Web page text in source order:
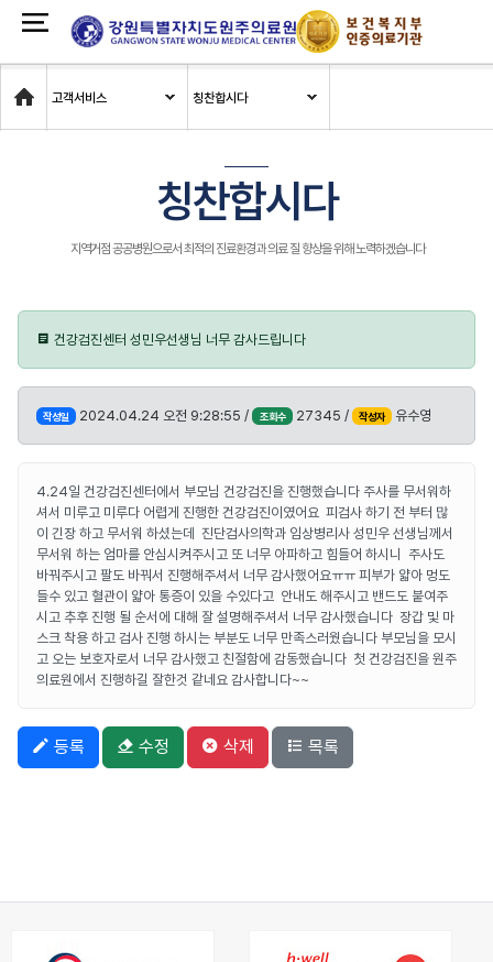
Home
고객서비스 칭찬합시다
칭찬합시다
지역거점 공공병원으로서 최적의 진료환경과 의료 질 향상을 위해 노력하겠습니다
건강검진센터 성민우선생님 너무 감사드립니다
작성일 2024.04.24 오전 9:28:55 / 조회수 27345 / 작성자 유수영
4.24일 건강검진센터에서 부모님 건강검진을 진행했습니다 주사를 무서워하
셔서 미루고 미루다 어렵게 진행한 건강검진이였어요 피검사 하기 전 부터 많
이 긴장 하고 무서워 하셨는데 진단검사의학과 임상병리사 성민우 선생님께서
무서워 하는 엄마를 안심시켜주시고 또 너무 아파하고 힘들어 하시니 주사도
바꿔주시고 팔도 바꿔서 진행해주셔서 너무 감사했어요ㅠㅠ 피부가 얇아 멍도
들수 있고 혈관이 얇아 통증이 있을 수있다고 안내도 해주시고 밴드도 붙여주
시고 추후 진행 될 순서에 대해 잘 설명해주셔서 너무 감사했습니다 장갑 및 마
스크 착용 하고 검사 진행 하시는 부분도 너무 만족스러웠습니다 부모님을 모시
고 오는 보호자로서 너무 감사했고 친절함에 감동했습니다 첫 건강검진을 원주
의료원에서 진행하길 잘한것 같네요 감사합니다~~
등록 수정 삭제 목록